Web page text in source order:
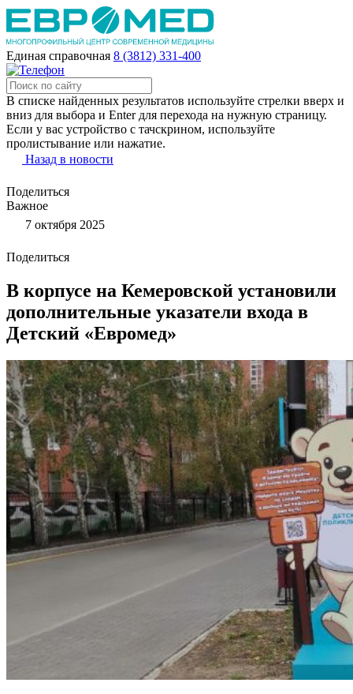
Единая справочная 8 (3812) 331-400
В списке найденных результатов используйте стрелки вверх и
вниз для выбора и Enter для перехода на нужную страницу.
Если у вас устройство с тачскрином, используйте
пролистывание или нажатие.
Назад в новости
Поделиться
Важное
7 октября 2025
Поделиться
В корпусе на Кемеровской установили
дополнительные указатели входа в
Детский «Евромед»